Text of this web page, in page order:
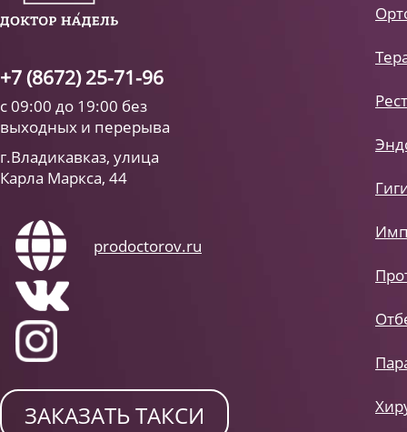
+7 (8672) 25-71-96
с 09:00 до 19:00 без
выходных и перерыва
г.Владикавказ, улица
Карла Маркса, 44
prodoctorov.ru
ЗАКАЗАТЬ ТАКСИ